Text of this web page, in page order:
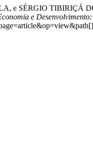
e SÉRGIO TIBIRIÇÁ
e